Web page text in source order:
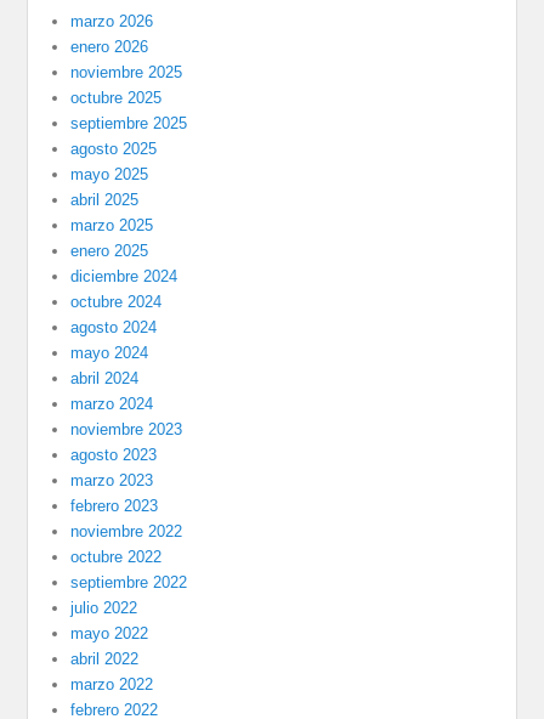
marzo 2026
enero 2026
noviembre 2025
octubre 2025
septiembre 2025
agosto 2025
mayo 2025
abril 2025
marzo 2025
enero 2025
diciembre 2024
octubre 2024
agosto 2024
mayo 2024
abril 2024
marzo 2024
noviembre 2023
agosto 2023
marzo 2023
febrero 2023
noviembre 2022
octubre 2022
septiembre 2022
julio 2022
mayo 2022
abril 2022
marzo 2022
febrero 2022